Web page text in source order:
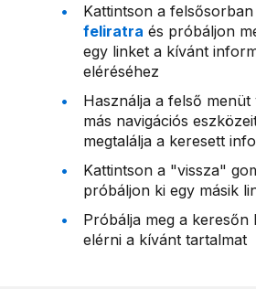
Kattintson a
feliratra és próbáljon
egy linket a kívánt
eléréséhez
Használja a felső
más navigációs
megtalálja a keresett
Kattintson a "vissza"
próbáljon ki egy másik
Próbálja meg a keresőn
elérni a kívánt tartalmat